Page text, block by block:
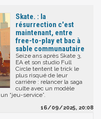
Skate. : la
résurrection c'est
maintenant, entre
free-to-play et bac à
sable communautaire
Seize ans après Skate 3,
EA et son studio Full
Circle tentent le trick le
plus risqué de leur
carrière : relancer la saga
culte avec un modèle
“jeu-service”.
16/09/2025, 20:08